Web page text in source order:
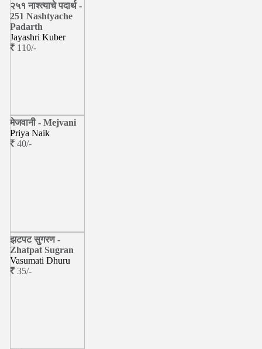
२५१ नाश्त्याचे पदार्थ -
251 Nashtyache
Padarth
Jayashri Kuber
110/-
मेजवानी - Mejvani
Priya Naik
40/-
झटपट सुगरण -
Zhatpat Sugran
Vasumati Dhuru
35/-